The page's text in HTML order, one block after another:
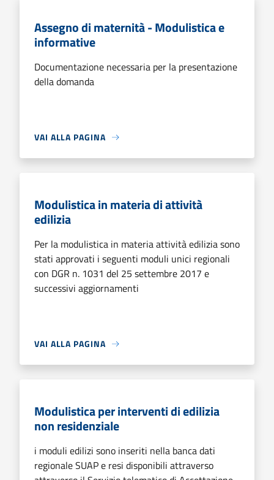
Assegno di maternità - Modulistica e
informative
Documentazione necessaria per la presentazione
della domanda
VAI ALLA PAGINA
Modulistica in materia di attività
edilizia
Per la modulistica in materia attività edilizia sono
stati approvati i seguenti moduli unici regionali
con DGR n. 1031 del 25 settembre 2017 e
successivi aggiornamenti
VAI ALLA PAGINA
Modulistica per interventi di edilizia
non residenziale
i moduli edilizi sono inseriti nella banca dati
regionale SUAP e resi disponibili attraverso